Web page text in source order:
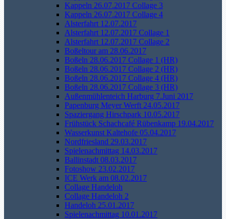
Kappeln 26.07.2017 Collage 3
Kappeln 26.07.2017 Collage 4
Alsterfahrt 12.07.2017
Alsterfahrt 12.07.2017 Collage 1
Alsterfahrt 12.07.2017 Collage 2
Boßeltour am 28.06.2017
Boßeln 28.06.2017 Collage 1 (HR)
Boßeln 28.06.2017 Collage 2 (HR)
Boßeln 28.06.2017 Collage 4 (HR)
Boßeln 28.06.2017 Collage 3 (HR)
Außenmühlenteich Harburg 7.Juni 2017
Papenburg Meyer Werft 24.05.2017
Spaziergang Hirschpark 10.05.2017
Frühstück Schachcafé Rübenkamp 19.04.2017
Wasserkunst Kaltehofe 05.04.2017
Nordfriesland 29.03.2017
Spielenachmittag 14.03.2017
Ballinstadt 08.03.2017
Fotoshow 23.02.2017
ICE Werk am 08.02.2017
Collage Handeloh
Collage Handeloh 2
Handeloh 25.01.2017
Spielenachmittag 10.01.2017